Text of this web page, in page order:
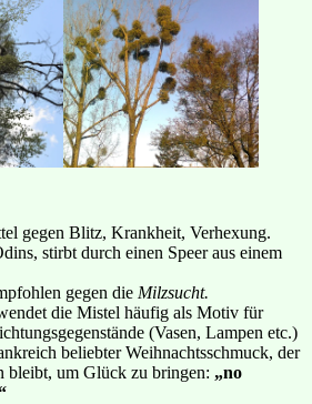
gegen Blitz, Krankheit, Verhexung.
stirbt durch einen Speer aus einem
gegen die Milzsucht.
die Mistel häufig als Motiv für
(Vasen, Lampen etc.)
beliebter Weihnachtsschmuck, der
bleibt, um Glück zu bringen: „no